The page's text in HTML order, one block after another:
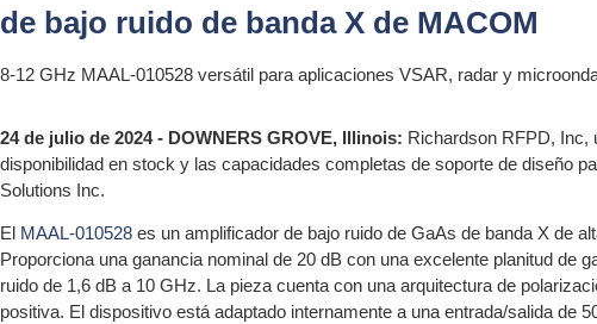
de bajo ruido de banda X de MACOM
8-12 GHz MAAL-010528 versátil para aplicaciones VSAR, radar y
24 de julio de 2024 - DOWNERS GROVE, Illinois: Richardson RFPD, Inc,
disponibilidad en stock y las capacidades completas de soporte de diseño
Solutions Inc.
El MAAL-010528 es un amplificador de bajo ruido de GaAs de banda X de
Proporciona una ganancia nominal de 20 dB con una excelente planitud de
ruido de 1,6 dB a 10 GHz. La pieza cuenta con una arquitectura de
positiva. El dispositivo está adaptado internamente a una entrada/salida de